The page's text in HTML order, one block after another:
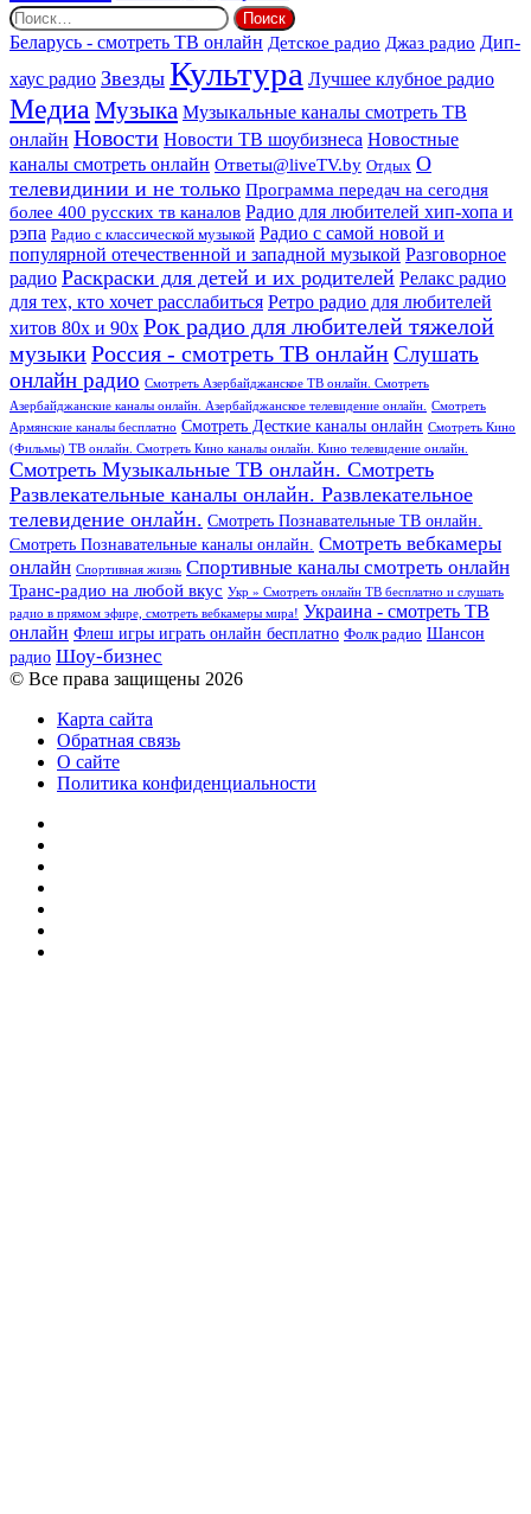
Найти:
Беларусь - смотреть ТВ онлайн Детское радио Джаз радио Дип-
хаус радио Звезды Культура Лучшее клубное радио
Медиа Музыка Музыкальные каналы смотреть ТВ
онлайн Новости Новости ТВ шоубизнеса Новостные
каналы смотреть онлайн Ответы@liveTV.by Отдых О
телевидинии и не только Программа передач на сегодня
более 400 русских тв каналов Радио для любителей хип-хопа и
рэпа Радио с классической музыкой Радио с самой новой и
популярной отечественной и западной музыкой Разговорное
радио Раскраски для детей и их родителей Релакс радио
для тех, кто хочет расслабиться Ретро радио для любителей
хитов 80х и 90х Рок радио для любителей тяжелой
музыкиРоссия - смотреть ТВ онлайнСлушать
онлайн радио Смотреть Азербайджанское ТВ онлайн. Смотреть
Азербайджанские каналы онлайн. Азербайджанское телевидение онлайн.
Смотреть
Армянские каналы бесплатно Смотреть Десткие каналы онлайн Смотреть Кино
(Фильмы) ТВ онлайн. Смотреть Кино каналы онлайн. Кино телевидение онлайн.
Смотреть Музыкальные ТВ онлайн. Смотреть
Развлекательные каналы онлайн. Развлекательное
телевидение онлайн. Смотреть Познавательные ТВ онлайн.
Смотреть Познавательные каналы онлайн. Смотреть вебкамеры
онлайн Спортивная жизнь Спортивные каналы смотреть онлайн
Транс-радио на любой вкус Укр » Смотреть онлайн ТВ бесплатно и слушать
радио в прямом эфире, смотреть вебкамеры мира! Украина - смотреть ТВ
онлайн Флеш игры играть онлайн бесплатно Фолк радио Шансон
радио Шоу-бизнес
© Все права защищены 2026
Карта сайта
Обратная связь
О сайте
Политика конфиденциальности